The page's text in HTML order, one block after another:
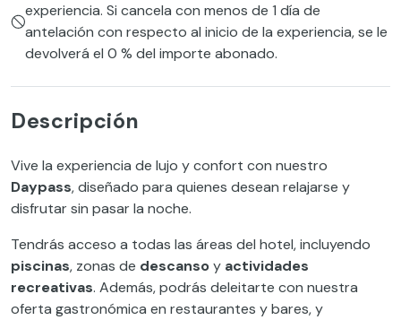
experiencia. Si cancela con menos de 1 día de
antelación con respecto al inicio de la experiencia, se le
devolverá el 0 % del importe abonado.
Descripción
Vive la experiencia de lujo y confort con nuestro
Daypass, diseñado para quienes desean relajarse y
disfrutar sin pasar la noche.
Tendrás acceso a todas las áreas del hotel, incluyendo
piscinas, zonas de descansoy actividades
recreativas. Además, podrás deleitarte con nuestra
oferta gastronómica en restaurantes y bares, y